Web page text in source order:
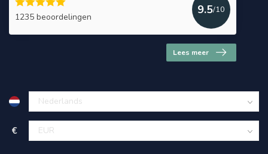
1235 beoordelingen
9.5/10
Lees meer
€